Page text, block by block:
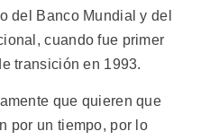
del Banco Mundial y del
cuando fue primer
transición en 1993.
que quieren que
por un tiempo, por lo